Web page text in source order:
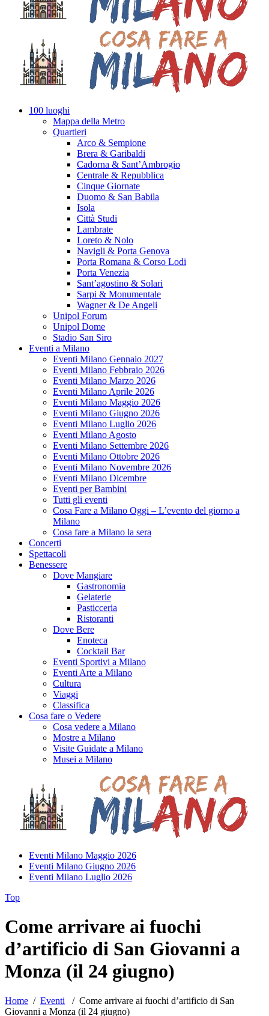
100 luoghi
Mappa della Metro
Quartieri
Arco & Sempione
Brera & Garibaldi
Cadorna & Sant’Ambrogio
Centrale & Repubblica
Cinque Giornate
Duomo & San Babila
Isola
Città Studi
Lambrate
Loreto & Nolo
Navigli & Porta Genova
Porta Romana & Corso Lodi
Porta Venezia
Sant’agostino & Solari
Sarpi & Monumentale
Wagner & De Angeli
Unipol Forum
Unipol Dome
Stadio San Siro
Eventi a Milano
Eventi Milano Gennaio 2027
Eventi Milano Febbraio 2026
Eventi Milano Marzo 2026
Eventi Milano Aprile 2026
Eventi Milano Maggio 2026
Eventi Milano Giugno 2026
Eventi Milano Luglio 2026
Eventi Milano Agosto
Eventi Milano Settembre 2026
Eventi Milano Ottobre 2026
Eventi Milano Novembre 2026
Eventi Milano Dicembre
Eventi per Bambini
Tutti gli eventi
Cosa Fare a Milano Oggi – L’evento del giorno a
Milano
Cosa fare a Milano la sera
Concerti
Spettacoli
Benessere
Dove Mangiare
Gastronomia
Gelaterie
Pasticceria
Ristoranti
Dove Bere
Enoteca
Cocktail Bar
Eventi Sportivi a Milano
Eventi Arte a Milano
Cultura
Viaggi
Classifica
Cosa fare o Vedere
Cosa vedere a Milano
Mostre a Milano
Visite Guidate a Milano
Musei a Milano
Eventi Milano Maggio 2026
Eventi Milano Giugno 2026
Eventi Milano Luglio 2026
Top
Come arrivare ai fuochi
d’artificio di San Giovanni a
Monza (il 24 giugno)
Home / Eventi / Come arrivare ai fuochi d’artificio di San
Giovanni a Monza (il 24 giugno)